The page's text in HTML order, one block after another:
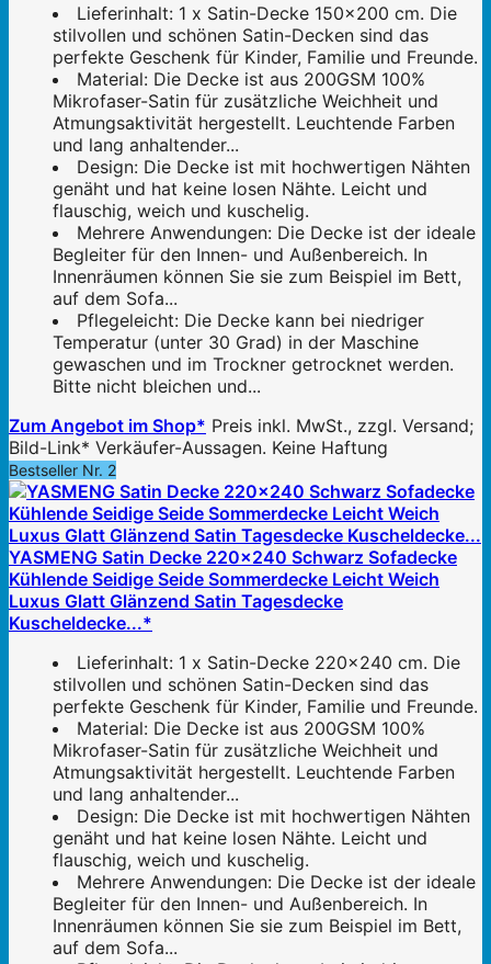
Lieferinhalt: 1 x Satin-Decke 150x200 cm. Die
stilvollen und schönen Satin-Decken sind das
perfekte Geschenk für Kinder, Familie und Freunde.
Material: Die Decke ist aus 200GSM 100%
Mikrofaser-Satin für zusätzliche Weichheit und
Atmungsaktivität hergestellt. Leuchtende Farben
und lang anhaltender...
Design: Die Decke ist mit hochwertigen Nähten
genäht und hat keine losen Nähte. Leicht und
flauschig, weich und kuschelig.
Mehrere Anwendungen: Die Decke ist der ideale
Begleiter für den Innen- und Außenbereich. In
Innenräumen können Sie sie zum Beispiel im Bett,
auf dem Sofa...
Pflegeleicht: Die Decke kann bei niedriger
Temperatur (unter 30 Grad) in der Maschine
gewaschen und im Trockner getrocknet werden.
Bitte nicht bleichen und...
Zum Angebot im Shop* Preis inkl. MwSt., zzgl. Versand;
Bild-Link* Verkäufer-Aussagen. Keine Haftung
Bestseller Nr. 2
YASMENG Satin Decke 220x240 Schwarz Sofadecke
Kühlende Seidige Seide Sommerdecke Leicht Weich
Luxus Glatt Glänzend Satin Tagesdecke
Kuscheldecke...*
Lieferinhalt: 1 x Satin-Decke 220x240 cm. Die
stilvollen und schönen Satin-Decken sind das
perfekte Geschenk für Kinder, Familie und Freunde.
Material: Die Decke ist aus 200GSM 100%
Mikrofaser-Satin für zusätzliche Weichheit und
Atmungsaktivität hergestellt. Leuchtende Farben
und lang anhaltender...
Design: Die Decke ist mit hochwertigen Nähten
genäht und hat keine losen Nähte. Leicht und
flauschig, weich und kuschelig.
Mehrere Anwendungen: Die Decke ist der ideale
Begleiter für den Innen- und Außenbereich. In
Innenräumen können Sie sie zum Beispiel im Bett,
auf dem Sofa...